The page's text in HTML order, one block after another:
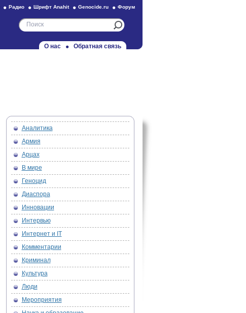
Радио Шрифт Anahit Genocide.ru Форум
О нас Обратная связь
Аналитика
Армия
Арцах
В мире
Геноцид
Диаспора
Инновации
Интервью
Интернет и IT
Комментарии
Криминал
Культура
Люди
Мероприятия